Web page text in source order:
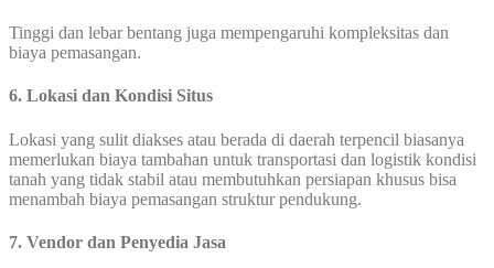
Tinggi dan lebar bentang juga mempengaruhi kompleksitas dan
biaya pemasangan.
6. Lokasi dan Kondisi Situs
Lokasi yang sulit diakses atau berada di daerah terpencil biasanya
memerlukan biaya tambahan untuk transportasi dan logistik kondisi
tanah yang tidak stabil atau membutuhkan persiapan khusus bisa
menambah biaya pemasangan struktur pendukung.
7. Vendor dan Penyedia Jasa